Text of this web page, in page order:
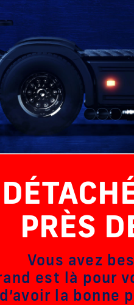
PRÈS
Vous avez
est là pour
d’avoir la bonne